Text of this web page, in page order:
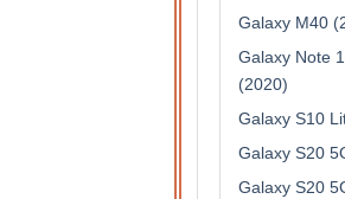
Galaxy M40
Galaxy Note
(2020)
Galaxy S10
Galaxy S20
Galaxy S20